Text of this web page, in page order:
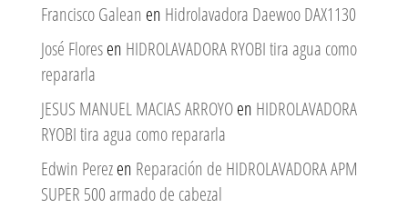
Francisco Galean en Hidrolavadora Daewoo DAX1130
José Floresen HIDROLAVADORA RYOBI tira agua como
repararla
JESUS MANUEL MACIAS ARROYOen HIDROLAVADORA
RYOBI tira agua como repararla
Edwin Perezen Reparación de HIDROLAVADORA APM
SUPER 500 armado de cabezal